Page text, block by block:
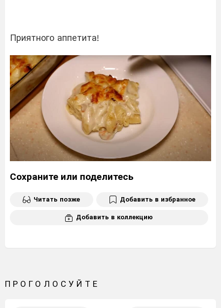
Приятного аппетита!
Сохраните или поделитесь
Читать позже Добавить в избранное
Добавить в коллекцию
ПРОГОЛОСУЙТЕ